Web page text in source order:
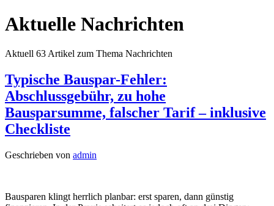
Aktuelle Nachrichten
Aktuell 63Artikel zum Thema Nachrichten
Typische Bauspar-Fehler:
Abschlussgebühr, zu hohe
Bausparsumme, falscher Tarif – inklusive
Checkliste
Geschrieben von admin
Bausparen klingt herrlich planbar: erst sparen, dann günstig